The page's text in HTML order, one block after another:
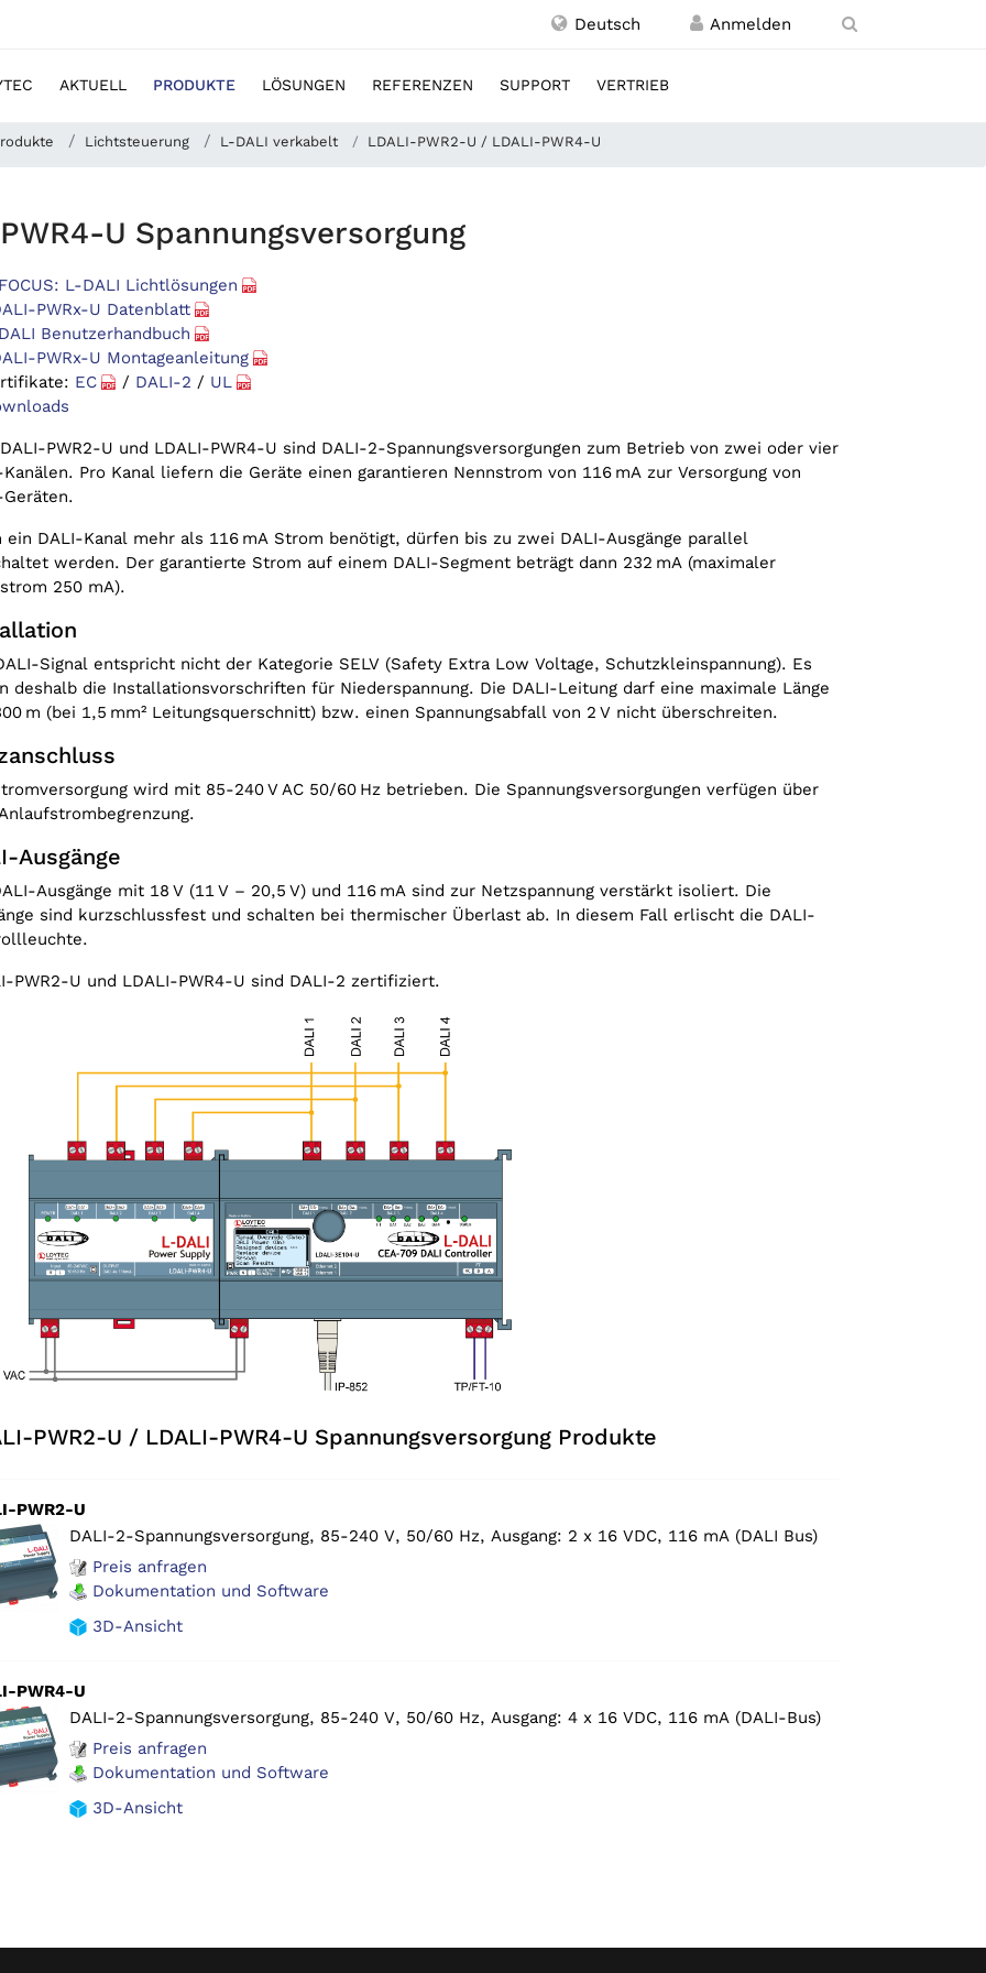
Deutsch
AKTUELL PRODUKTE LÖSUNGEN REFERENZEN SUPPORT VERTRIEB
Lichtsteuerung L-DALI verkabelt LDALI-PWR2-U / LDALI-PWR4-U
U Spannungsversorgung
PWR4-U Power Supply
Supply
Supply
L-DALI Lichtlösungen
PWRx-U Datenblatt
Benutzerhandbuch
PWRx-U Montageanleitung
EC / DALI-2 / UL
PWR2-U und LDALI-PWR4-U sind DALI-2-Spannungsversorgungen zum Betrieb von zwei oder vier
Pro Kanal liefern die Geräte einen garantieren Nennstrom von 116 mA zur Versorgung von
ein DALI-Kanal mehr als 116 mA Strom benötigt, dürfen bis zu zwei DALI-Ausgänge parallel
werden. Der garantierte Strom auf einem DALI-Segment beträgt dann 232 mA (maximaler
250 mA).
Signal entspricht nicht der Kategorie SELV (Safety Extra Low Voltage, Schutzkleinspannung). Es
deshalb die Installationsvorschriften für Nieder­spannung. Die DALI-Leitung darf eine maximale Länge
m (bei 1,5 mm² Leitungsquerschnitt) bzw. einen Spannungsabfall von 2 V nicht überschreiten.
wird mit 85-240 V AC 50/‌60 Hz betrieben. Die Spannungs­versorgungen verfügen über
Ausgänge
Ausgänge mit 18 V (11 V – 20,5 V) und 116 mA sind zur Netzspannung verstärkt isoliert. Die
sind kurz­schluss­fest und schalten bei thermischer Überlast ab. In diesem Fall erlischt die DALI-
PWR2-U und LDALI-PWR4-U sind DALI-2 zertifiziert.
PWR2-U / LDALI-PWR4-U Spannungsversorgung Produkte
PWR2-U
DALI-2-Spannungsversorgung, 85-240 V, 50/60 Hz, Ausgang: 2 x 16 VDC, 116 mA (DALI Bus)
Preis anfragen
Dokumentation und Software
3D-Ansicht
PWR4-U
DALI-2-Spannungsversorgung, 85-240 V, 50/60 Hz, Ausgang: 4 x 16 VDC, 116 mA (DALI-Bus)
Preis anfragen
Dokumentation und Software
3D-Ansicht